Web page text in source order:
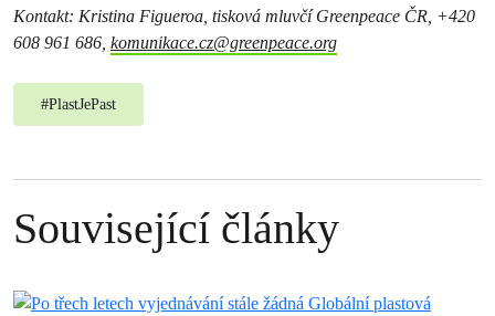
Kontakt: Kristina Figueroa, tisková mluvčí Greenpeace ČR, +420
608 961 686, komunikace.cz@greenpeace.org
#PlastJePast
Související články